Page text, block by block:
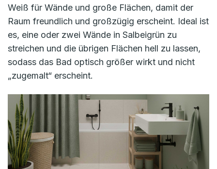
Weiß für Wände und große Flächen, damit der
Raum freundlich und großzügig erscheint. Ideal ist
es, eine oder zwei Wände in Salbeigrün zu
streichen und die übrigen Flächen hell zu lassen,
sodass das Bad optisch größer wirkt und nicht
„zugemalt“ erscheint.